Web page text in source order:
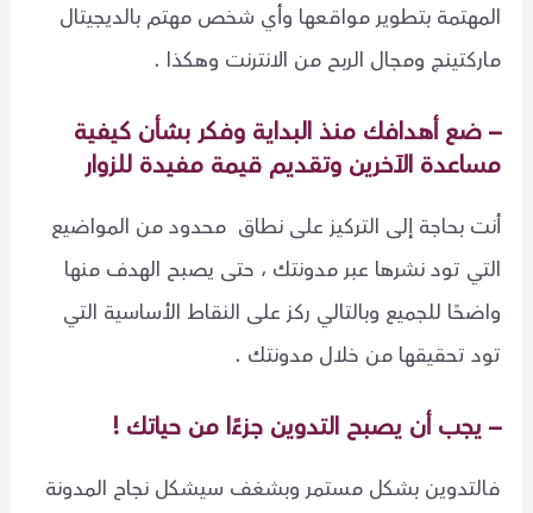
المهتمة بتطوير مواقعها وأي شخص مهتم بالديجيتال
ماركتينج ومجال الربح من الانترنت وهكذا .
– ضع أهدافك منذ البداية وفكر بشأن كيفية
مساعدة الآخرين وتقديم قيمة مفيدة للزوار
أنت بحاجة إلى التركيز على نطاق محدود من المواضيع
التي تود نشرها عبر مدونتك ، حتى يصبح الهدف منها
واضحًا للجميع وبالتالي ركز على النقاط الأساسية التي
تود تحقيقها من خلال مدونتك .
– يجب أن يصبح التدوين جزءًا من حياتك !
فالتدوين بشكل مستمر وبشغف سيشكل نجاح المدونة